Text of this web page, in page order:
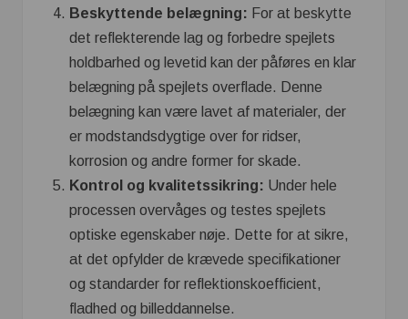
Beskyttende belægning: For at beskytte
det reflekterende lag og forbedre spejlets
holdbarhed og levetid kan der påføres en klar
belægning på spejlets overflade. Denne
belægning kan være lavet af materialer, der
er modstandsdygtige over for ridser,
korrosion og andre former for skade.
Kontrol og kvalitetssikring: Under hele
processen overvåges og testes spejlets
optiske egenskaber nøje. Dette for at sikre,
at det opfylder de krævede specifikationer
og standarder for reflektionskoefficient,
fladhed og billeddannelse.